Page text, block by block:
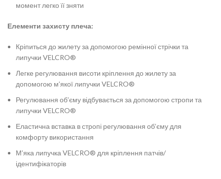
момент легко її зняти
Елементи захисту плеча:
Кріпиться до жилету за допомогою ремінної стрічки та
липучки VELCRO®
Легке регулювання висоти кріплення до жилету за
допомогою м’якої липучки VELCRO®
Регулювання об’єму відбувається за допомогою стропи та
липучки VELCRO®
Еластична вставка в стропі регулювання об’єму для
комфорту використання
М’яка липучка VELCRO® для кріплення патчів/
ідентифікаторів